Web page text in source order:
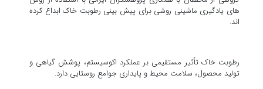
های یادگیری ماشینی روشی برای پیش بینی رطوبت خاک ابداع کرده
اند.
رطوبت خاک تأثیر مستقیمی بر عملکرد اکوسیستم، پوشش گیاهی و
تولید محصول، سلامت محیط و پایداری جوامع روستایی دارد.